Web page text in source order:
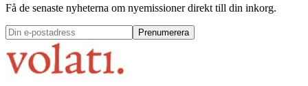
Få de senaste nyheterna om nyemissioner direkt till din inkorg.
Prenumerera